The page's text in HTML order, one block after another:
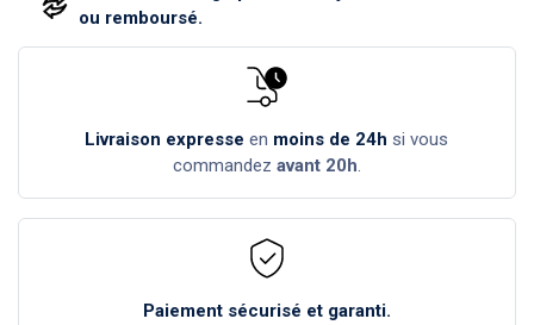
ou remboursé.
Livraison expresse en moins de 24h si vous
commandez avant 20h.
Paiement sécurisé et garanti.